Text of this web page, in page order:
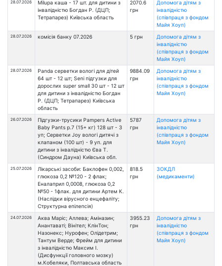
28.07.2026
Milupa каша - 17 шт. для дитини з
інвалідністю Богдан Р. (ДЦП;
Тетрапарез) Київська область
2070.6
грн
Допомога дітям з
інвалідністю
(співпраця з фондом
Майя Хоуп)
28.07.2026 комісія банку 07.2026 5 грн
Допомога дітям з
інвалідністю
(співпраця з фондом
Майя Хоуп)
28.07.2026
Panda серветки вологі для дітей
64 шт - 12 шт; Seni підгузки для
дорослих super small 30 шт - 12 шт
для дитини з інвалідністю Богдан
Р. (ДЦП; Тетрапарез) Київська
область
9884.09
грн
Допомога дітям з
інвалідністю
(співпраця з фондом
Майя Хоуп)
26.07.2026
Підгузки-трусики Pampers Active
Baby Pants р.7 (15+ кг) 128 шт - 3
уп; Серветки Joy вологі дитячі з
клапаном (100 шт) - 9 уп. для
дитини з інвалідністю Єва Т.
(Синдром Дауна) Київська обл.
5787
грн
Допомога дітям з
інвалідністю
(співпраця з фондом
Майя Хоуп)
25.07.2026
Лікарські засоби: Баклофен 0,002,
глюкоза 0,2 №120 - 2 флак;
Еналаприл 0,0008, глюкоза 0,2
№50 - 1флак. для дитини Артем К.
(Наслідки вірусного енцефаліту;
Структурна епілепсія)
818.5
грн
ЗОКДЛ
(медикаменти)
24.07.2026
Аква Маріс; Аллева; Аміназин;
Анантаваті; Вінітел; КлінТон;
Назонекс; Нурофен; Олідетрим;
Тантум Верде; Фрейм для дитини
з інвалідністю Максим І.
(Дисфункції головного мозку)
м.Кобеляки, Полтавська область
3955.23
грн
Допомога дітям з
інвалідністю
(співпраця з фондом
Майя Хоуп)